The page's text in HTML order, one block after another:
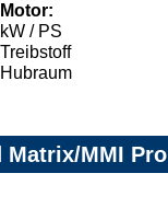
Motor:
kW / PS
Treibstoff
Hubraum
Matrix/MMI Pro